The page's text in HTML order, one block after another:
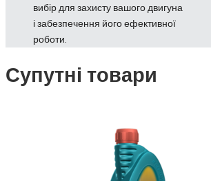
вибір для захисту вашого двигуна
і забезпечення його ефективної
роботи.
Супутні товари